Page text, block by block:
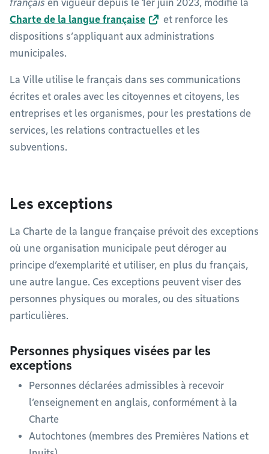
français en vigueur depuis le 1er juin 2023, modifie la
Charte de la langue française
et renforce les
dispositions s’appliquant aux administrations
municipales.
La Ville utilise le français dans ses communications
écrites et orales avec les citoyennes et citoyens, les
entreprises et les organismes, pour les prestations de
services, les relations contractuelles et les
subventions.
Les exceptions
La Charte de la langue française prévoit des exceptions
où une organisation municipale peut déroger au
principe d’exemplarité et utiliser, en plus du français,
une autre langue. Ces exceptions peuvent viser des
personnes physiques ou morales, ou des situations
particulières.
Personnes physiques visées par les
exceptions
Personnes déclarées admissibles à recevoir
l’enseignement en anglais, conformément à la
Charte
Autochtones (membres des Premières Nations et